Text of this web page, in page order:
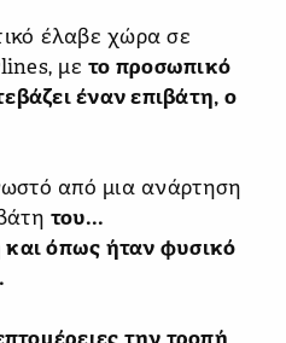
έλαβε χώρα σε
με το προσωπικό
έναν επιβάτη, ο
από μια ανάρτηση
του...
όπως ήταν φυσικό